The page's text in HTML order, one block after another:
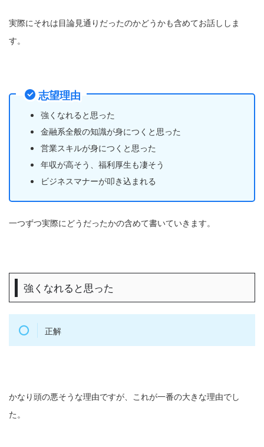
実際にそれは目論見通りだったのかどうかも含めてお話ししま
す。
志望理由
強くなれると思った
金融系全般の知識が身につくと思った
営業スキルが身につくと思った
年収が高そう、福利厚生も凄そう
ビジネスマナーが叩き込まれる
一つずつ実際にどうだったかの含めて書いていきます。
強くなれると思った
正解
かなり頭の悪そうな理由ですが、これが一番の大きな理由でし
た。